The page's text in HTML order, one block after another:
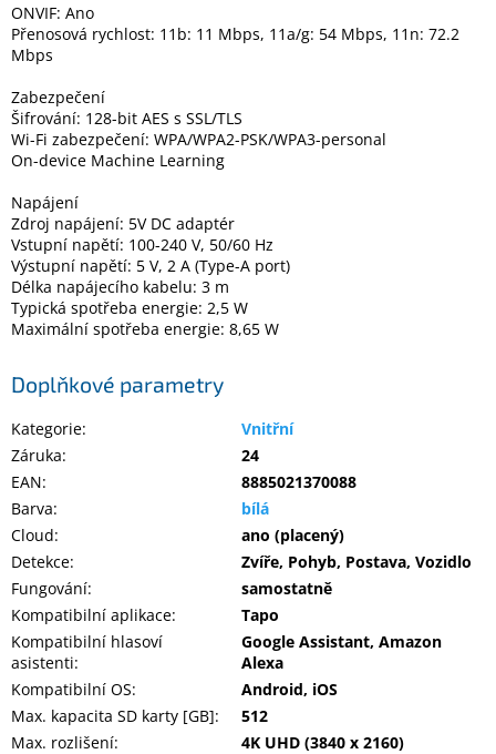
ONVIF: Ano
Přenosová rychlost: 11b: 11 Mbps, 11a/g: 54 Mbps, 11n: 72.2
Mbps
Zabezpečení
Šifrování: 128-bit AES s SSL/TLS
Wi-Fi zabezpečení: WPA/WPA2-PSK/WPA3-personal
On-device Machine Learning
Napájení
Zdroj napájení: 5V DC adaptér
Vstupní napětí: 100-240 V, 50/60 Hz
Výstupní napětí: 5 V, 2 A (Type-A port)
Délka napájecího kabelu: 3 m
Typická spotřeba energie: 2,5 W
Maximální spotřeba energie: 8,65 W
Doplňkové parametry
Kategorie:
Vnitřní
Záruka:
24
EAN:
8885021370088
Barva:
bílá
Cloud:
ano (placený)
Detekce:
Zvíře, Pohyb, Postava, Vozidlo
Fungování:
samostatně
Kompatibilní aplikace:
Tapo
Kompatibilní hlasoví
asistenti:
Google Assistant, Amazon
Alexa
Kompatibilní OS:
Android, iOS
Max. kapacita SD karty [GB]:
512
Max. rozlišení:
4K UHD (3840 x 2160)